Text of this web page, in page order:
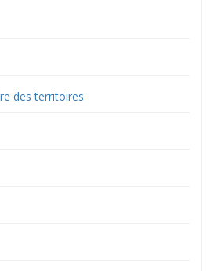
des territoires